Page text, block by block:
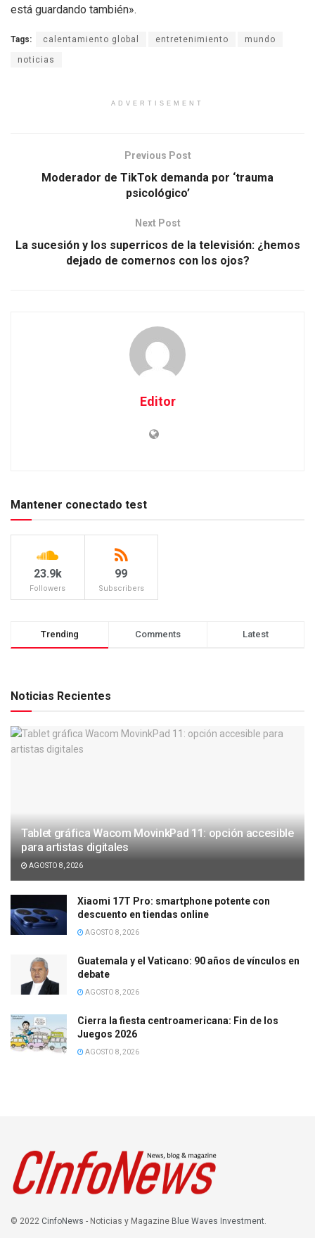
está guardando también».
Tags: calentamiento global entretenimiento mundo
noticias
ADVERTISEMENT
Previous Post
Moderador de TikTok demanda por ‘trauma
psicológico’
Next Post
La sucesión y los superricos de la televisión: ¿hemos
dejado de comernos con los ojos?
Editor
Mantener conectado test
23.9k
Followers
99
Subscribers
Trending Comments Latest
Noticias Recientes
Tablet gráfica Wacom MovinkPad 11: opción accesible
para artistas digitales
AGOSTO 8, 2026
Xiaomi 17T Pro: smartphone potente con
descuento en tiendas online
AGOSTO 8, 2026
Guatemala y el Vaticano: 90 años de vínculos en
debate
AGOSTO 8, 2026
Cierra la fiesta centroamericana: Fin de los
Juegos 2026
AGOSTO 8, 2026
© 2022 CinfoNews - Noticias y Magazine Blue Waves Investment.